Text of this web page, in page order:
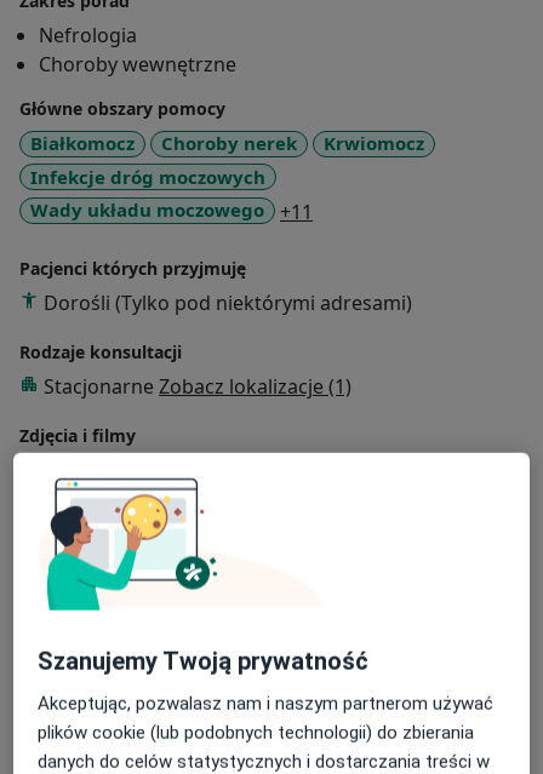
Nefrologia
Choroby wewnętrzne
Główne obszary pomocy
Białkomocz Choroby nerek
Krwiomocz
Infekcje dróg moczowych
Wady układu moczowego
+11
Pacjenci których przyjmuję
Dorośli (Tylko pod niektórymi adresami)
Rodzaje konsultacji
Stacjonarne Zobacz lokalizacje (1)
Zdjęcia i filmy
Zobacz galerię (8)
Pokaż więcejo doświadczeniu
Szanujemy Twoją prywatność
Akceptując, pozwalasz nam i naszym partnerom używać
plików cookie (lub podobnych technologii) do zbierania
danych do celów statystycznych i dostarczania treści w